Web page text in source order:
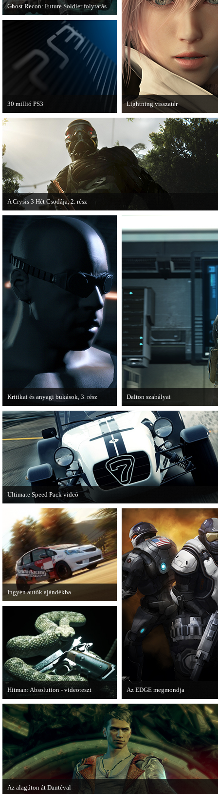
Ghost Recon: Future Soldier folytatás
Több jel is utal arra, hogy készülőben
van a Ghost Recon: Future Soldier
következő epizódja.
Lightning visszatér
Megjött a Lightning Returns:
Fantasy XIII című játék első
videója.
30 millió PS3
A PAL régióban a PS3 átlépte a 30
milliós eladott darabszámot.
A Crysis 3 Hét Csodája, 2. rész
Megjelent a Crysis 3 videosorozat második része, amely a The Hunt címet
Kritikai és anyagi bukások, 3. rész
A PC Guru "Kritikai és anyagi bukások"
című cikksorozatának utolsó részét
olvashatjuk.
Dalton szabályai
Új videóval jelentkezik az
Ultimate Speed Pack videó
Már elérhető a Need for Speed Most Wanted első nagyobb kiegészítő csomagja.
Ingyen autók ajándékba
A Forza Horizon készítői ingyenesen
letölthető autókkal kedveskednek a
játékosok számára.
Az EDGE megmondja
Az egyik leghíresebb
EDGE is elmondja, hogy szerinte
melyek voltak idén a legjobb
Hitman: Absolution - videoteszt
A PC Gurutól Bate és Chris mutatják be
a legújabb Hitmant.
Az alagúton át Dantéval